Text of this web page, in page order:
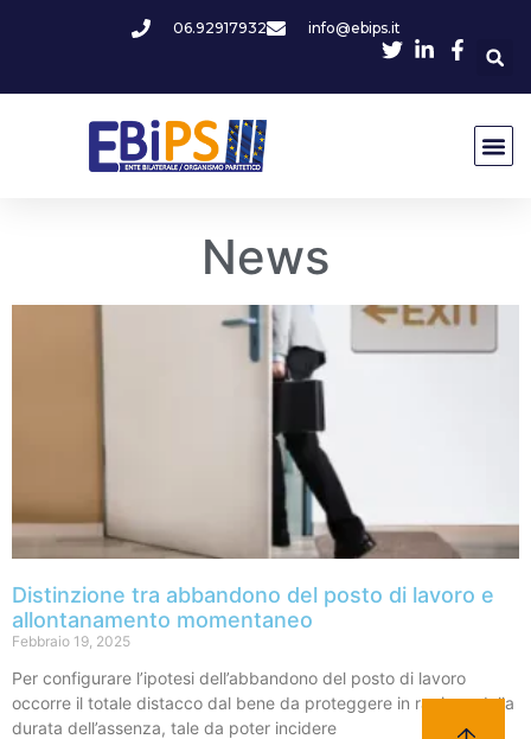
06.92917932 info@ebips.it
News
Distinzione tra abbandono del posto di lavoro e
allontanamento momentaneo
Febbraio 19, 2025
Per configurare l’ipotesi dell’abbandono del posto di lavoro
occorre il totale distacco dal bene da proteggere in ragione della
durata dell’assenza, tale da poter incidere